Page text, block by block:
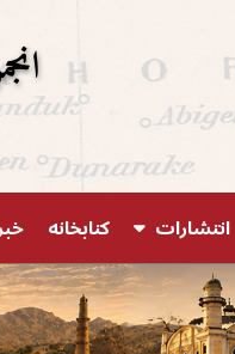
کتابخانه انتشارات